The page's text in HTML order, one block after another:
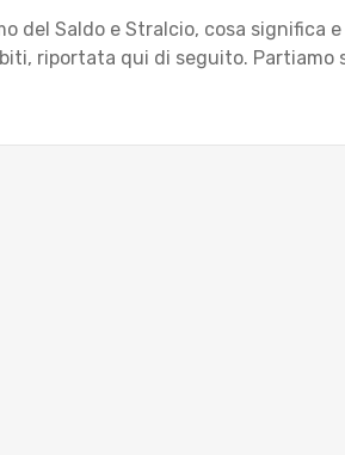
del Saldo e Stralcio, cosa significa
riportata qui di seguito. Partiamo